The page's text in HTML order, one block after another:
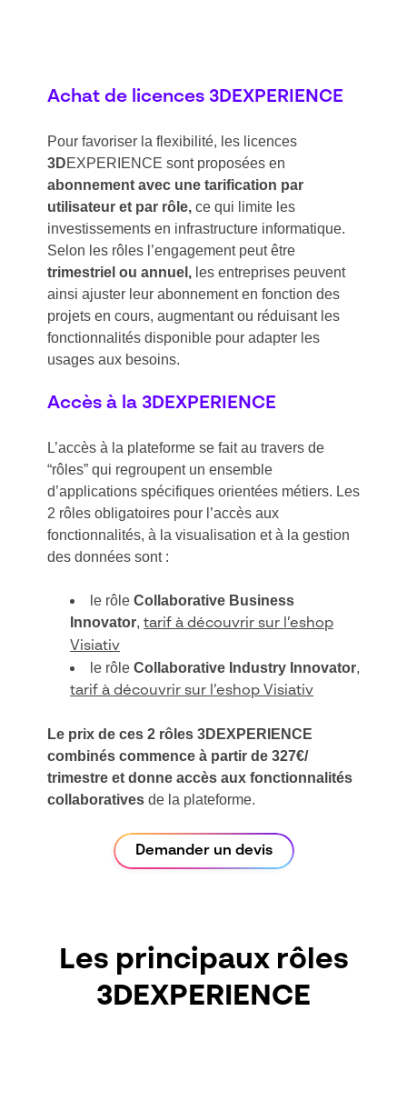
Achat de licences 3DEXPERIENCE
Pour favoriser la flexibilité, les licences
3DEXPERIENCE sont proposées en
abonnement avec une tarification par
utilisateur et par rôle, ce qui limite les
investissements en infrastructure informatique.
Selon les rôles l’engagement peut être
trimestriel ou annuel, les entreprises peuvent
ainsi ajuster leur abonnement en fonction des
projets en cours, augmentant ou réduisant les
fonctionnalités disponible pour adapter les
usages aux besoins.
Accès à la 3DEXPERIENCE
L’accès à la plateforme se fait au travers de
“rôles” qui regroupent un ensemble
d’applications spécifiques orientées métiers. Les
2 rôles obligatoires pour l’accès aux
fonctionnalités, à la visualisation et à la gestion
des données sont :
le rôle Collaborative Business
Innovator, tarif à découvrir sur l’eshop
Visiativ
le rôle Collaborative Industry Innovator,
tarif à découvrir sur l’eshop Visiativ
Le prix de ces 2 rôles 3DEXPERIENCE
combinés commence à partir de 327€/
trimestre et donne accès aux fonctionnalités
collaboratives de la plateforme.
Demander un devis
Les principaux rôles
3DEXPERIENCE